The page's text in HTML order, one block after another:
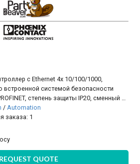
с Ethernet 4x 10/100/1000,
встроенной системой безопасности
степень защиты IP20, сменный …
/Automation
заказа: 1
REQUEST QUOTE